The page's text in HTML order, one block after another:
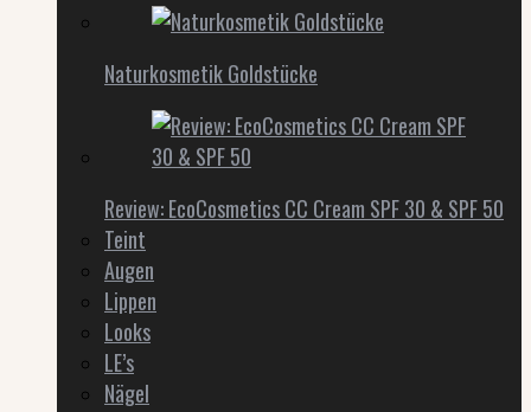
Naturkosmetik Goldstücke
Review: EcoCosmetics CC Cream SPF 30 & SPF 50
Teint
Augen
Lippen
Looks
LE’s
Nägel